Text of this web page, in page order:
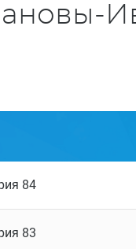
84
83